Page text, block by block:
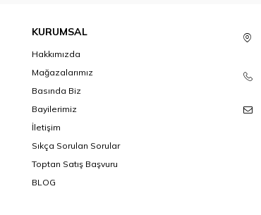
KURUMSAL
Hakkımızda
Mağazalarımız
Basında Biz
Bayilerimiz
İletişim
Sıkça Sorulan Sorular
Toptan Satış Başvuru
BLOG